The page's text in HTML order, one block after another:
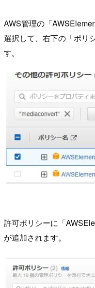
AWS管理の「
選択して、右下の「ポリ
す。
許可ポリシーに「
が追加されます。